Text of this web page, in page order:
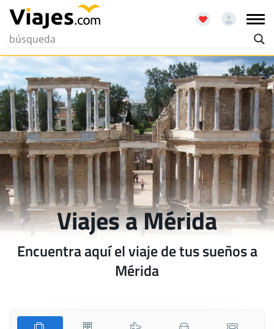
Viajes a Mérida
Encuentra aquí el viaje de tus sueños a
Mérida